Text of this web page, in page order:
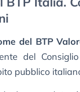
del BTP
del Consiglio
pubblico